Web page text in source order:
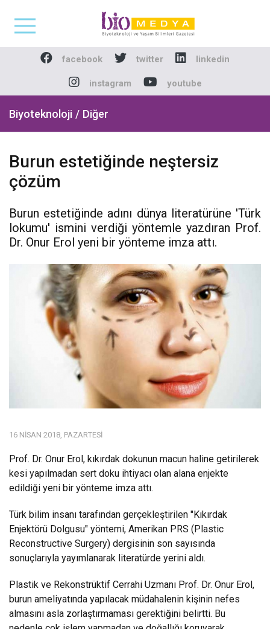
Biomedya -
facebook twitter linkedin
instagram youtube
Biyoteknoloji / Diğer
Burun estetiğinde neştersiz
çözüm
Burun estetiğinde adını dünya literatürüne 'Türk
lokumu' ismini verdiği yöntemle yazdıran Prof.
Dr. Onur Erol yeni bir yönteme imza attı.
16 NISAN 2018, PAZARTESI
Prof. Dr. Onur Erol, kıkırdak dokunun macun haline getirilerek
kesi yapılmadan sert doku ihtiyacı olan alana enjekte
edildiği yeni bir yönteme imza attı.
Türk bilim insanı tarafından gerçekleştirilen "Kıkırdak
Enjektörü Dolgusu" yöntemi, Amerikan PRS (Plastic
Reconstructive Surgery) dergisinin son sayısında
sonuçlarıyla yayımlanarak literatürde yerini aldı.
Plastik ve Rekonstrüktif Cerrahi Uzmanı Prof. Dr. Onur Erol,
burun ameliyatında yapılacak müdahalenin kişinin nefes
almasını asla zorlaştırmaması gerektiğini belirtti. Bu